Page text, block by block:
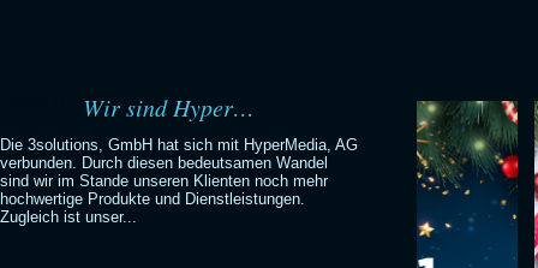
Wir sind Hyper…
Die 3solutions, GmbH hat sich mit HyperMedia, AG
verbunden. Durch diesen bedeutsamen Wandel
sind wir im Stande unseren Klienten noch mehr
hochwertige Produkte und Dienstleistungen.
Zugleich ist unser...